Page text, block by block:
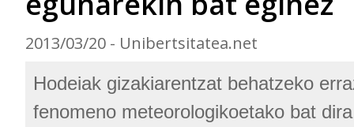
2013/03/20 - Unibertsitatea.net
Hodeiak gizakiarentzat behatzeko
fenomeno meteorologikoetako bat